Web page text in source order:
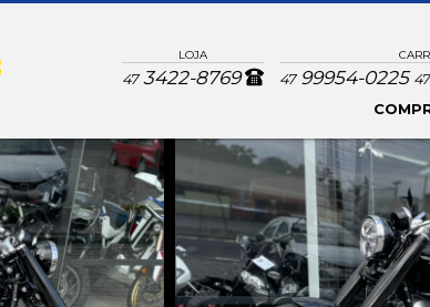
LOJA
473422-8769 4799954-0225 47